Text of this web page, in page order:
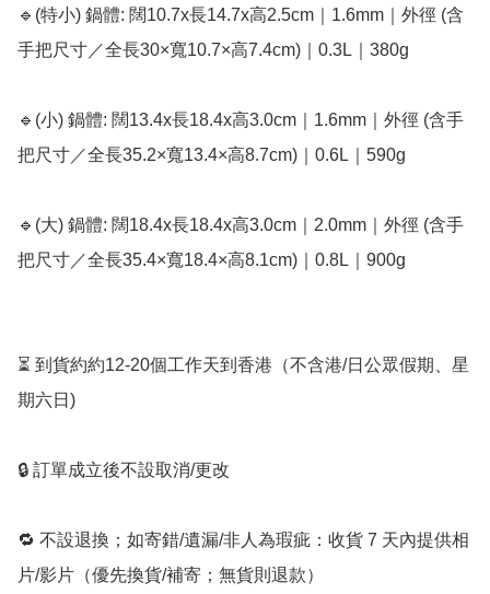
🔹(特小) 鍋體: 闊10.7x長14.7x高2.5cm｜1.6mm｜外徑 (含
手把尺寸／全長30×寬10.7×高7.4cm)｜0.3L｜380g
🔹(小) 鍋體: 闊13.4x長18.4x高3.0cm｜1.6mm｜外徑 (含手
把尺寸／全長35.2×寬13.4×高8.7cm)｜0.6L｜590g
🔹(大) 鍋體: 闊18.4x長18.4x高3.0cm｜2.0mm｜外徑 (含手
把尺寸／全長35.4×寬18.4×高8.1cm)｜0.8L｜900g
⏳ 到貨約約12-20個工作天到香港（不含港/日公眾假期、星
期六日)
🔒 訂單成立後不設取消/更改
🔁 不設退換；如寄錯/遺漏/非人為瑕疵：收貨 7 天內提供相
片/影片（優先換貨/補寄；無貨則退款）